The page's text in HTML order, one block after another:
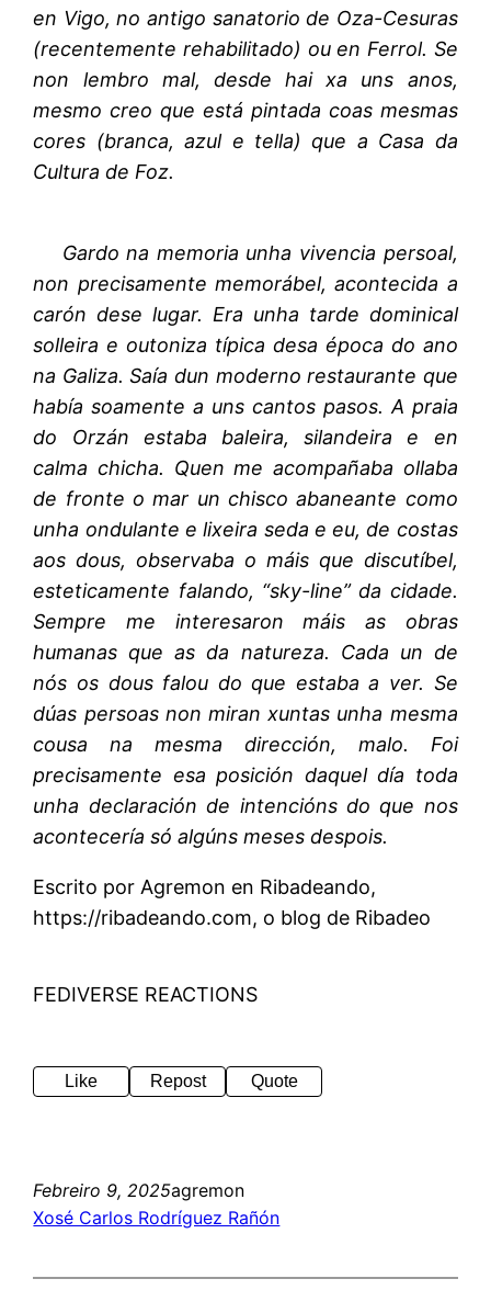
en Vigo, no antigo sanatorio de Oza-Cesuras
(recentemente rehabilitado) ou en Ferrol. Se
non lembro mal, desde hai xa uns anos,
mesmo creo que está pintada coas mesmas
cores (branca, azul e tella) que a Casa da
Cultura de Foz.
Gardo na memoria unha vivencia persoal,
non precisamente memorábel, acontecida a
carón dese lugar. Era unha tarde dominical
solleira e outoniza típica desa época do ano
na Galiza. Saía dun moderno restaurante que
había soamente a uns cantos pasos. A praia
do Orzán estaba baleira, silandeira e en
calma chicha. Quen me acompañaba ollaba
de fronte o mar un chisco abaneante como
unha ondulante e lixeira seda e eu, de costas
aos dous, observaba o máis que discutíbel,
esteticamente falando, “sky-line” da cidade.
Sempre me interesaron máis as obras
humanas que as da natureza. Cada un de
nós os dous falou do que estaba a ver. Se
dúas persoas non miran xuntas unha mesma
cousa na mesma dirección, malo. Foi
precisamente esa posición daquel día toda
unha declaración de intencións do que nos
acontecería só algúns meses despois.
Escrito por Agremon en Ribadeando,
https://ribadeando.com, o blog de Ribadeo
FEDIVERSE REACTIONS
Like Repost Quote
Febreiro 9, 2025agremon
Xosé Carlos Rodríguez Rañón